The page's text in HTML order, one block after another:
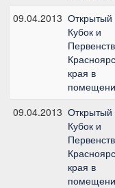
09.04.2013 Открытый
Кубок и
края в
09.04.2013 Открытый
Кубок и
края в